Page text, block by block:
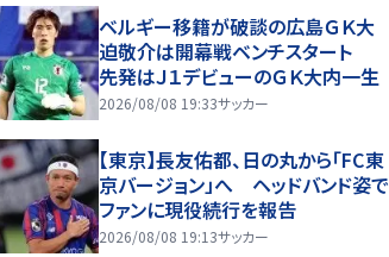
ベルギー移籍が破談の広島ＧＫ大
迫敬介は開幕戦ベンチスタート
先発はＪ１デビューのＧＫ大内一生
2026/08/08 19:33サッカー
【東京】長友佑都、日の丸から「FC東
京バージョン」へ ヘッドバンド姿で
ファンに現役続行を報告
2026/08/08 19:13サッカー